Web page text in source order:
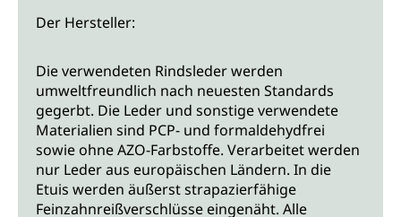
Der Hersteller:
Die verwendeten Rindsleder werden
umweltfreundlich nach neuesten Standards
gegerbt. Die Leder und sonstige verwendete
Materialien sind PCP- und formaldehydfrei
sowie ohne AZO-Farbstoffe. Verarbeitet werden
nur Leder aus europäischen Ländern. In die
Etuis werden äußerst strapazierfähige
Feinzahnreißverschlüsse eingenäht. Alle